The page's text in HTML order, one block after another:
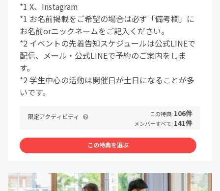
*1 X、Instagram
*1 お名前掲載をご希望の場合は必ず「備考欄」に
お名前orニックネームをご記入ください。
*2 イベントの先着告知スケジュールは公式LINEで
配信、メール・公式LINEで予約のご案内をしま
す。
*2 学生中心の活動は開催日が土日になることが多
いです。
限定アクティビティ この特典: 106件
メンバーすべて: 141件
この特典を選ぶ